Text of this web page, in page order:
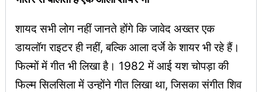
शायद सभी लोग नहीं जानते होंगे कि जावेद अख्तर एक
डायलॉग राइटर ही नहीं, बल्कि आला दर्जे के शायर भी रहे हैं।
फिल्मों में गीत भी लिखा है। 1982 में आई यश चोपड़ा की
फिल्म सिलसिला में उन्होंने गीत लिखा था, जिसका संगीत शिव